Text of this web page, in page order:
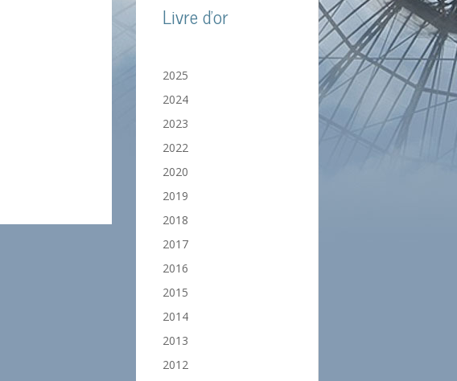
Livre d'or
2025
2024
2023
2022
2020
2019
2018
2017
2016
2015
2014
2013
2012